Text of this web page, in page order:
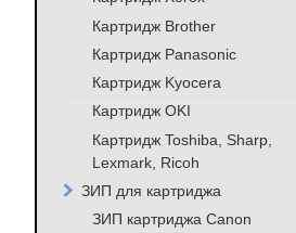
Картридж Brother
Картридж Panasonic
Картридж Kyocera
Картридж OKI
Картридж Toshiba, Sharp,
Lexmark, Ricoh
ЗИП для картриджа
ЗИП картриджа Canon